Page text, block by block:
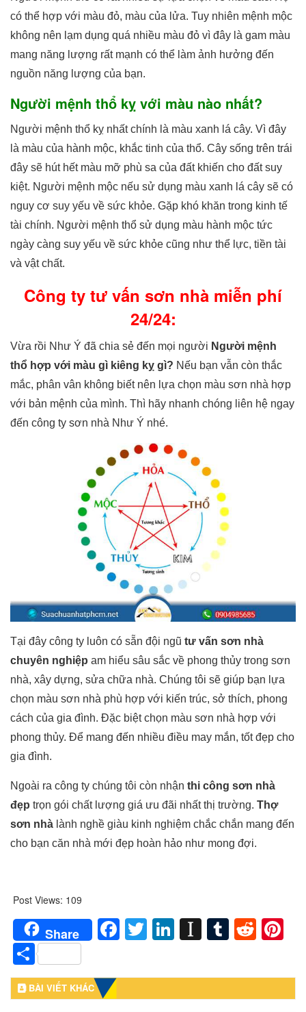
có thể hợp với màu đỏ, màu của lửa. Tuy nhiên mệnh mộc
không nên lạm dụng quá nhiều màu đỏ vì đây là gam màu
mang năng lượng rất mạnh có thể làm ảnh hưởng đến
nguồn năng lượng của bạn.
Người mệnh thổ kỵ với màu nào nhất?
Người mệnh thổ kỵ nhất chính là màu xanh lá cây. Vì đây
là màu của hành mộc, khắc tinh của thổ. Cây sống trên trái
đây sẽ hút hết màu mỡ phù sa của đất khiến cho đất suy
kiệt. Người mệnh mộc nếu sử dụng màu xanh lá cây sẽ có
nguy cơ suy yếu về sức khỏe. Gặp khó khăn trong kinh tế
tài chính. Người mệnh thổ sử dụng màu hành mộc tức
ngày càng suy yếu về sức khỏe cũng như thể lực, tiền tài
và vật chất.
Công ty tư vấn sơn nhà miễn phí
24/24:
Vừa rồi Như Ý đã chia sẻ đến mọi người Người mệnh
thổ hợp với màu gì kiêng kỵ gì? Nếu bạn vẫn còn thắc
mắc, phân vân không biết nên lựa chọn màu sơn nhà hợp
với bản mệnh của mình. Thì hãy nhanh chóng liên hệ ngay
đến công ty sơn nhà Như Ý nhé.
Tại đây công ty luôn có sẵn đội ngũ tư vấn sơn nhà
chuyên nghiệp am hiểu sâu sắc về phong thủy trong sơn
nhà, xây dựng, sửa chữa nhà. Chúng tôi sẽ giúp bạn lựa
chọn màu sơn nhà phù hợp với kiến trúc, sở thích, phong
cách của gia đình. Đặc biệt chọn màu sơn nhà hợp với
phong thủy. Để mang đến nhiều điều may mắn, tốt đẹp cho
gia đình.
Ngoài ra công ty chúng tôi còn nhận thi công sơn nhà
đẹp trọn gói chất lượng giá ưu đãi nhất thị trường. Thợ
sơn nhà lành nghề giàu kinh nghiệm chắc chắn mang đến
cho bạn căn nhà mới đẹp hoàn hảo như mong đợi.
Post Views: 109
Share Facebook
TwitterLinkedIn
Instapaper
Tumblr
Share
BÀI VIẾT KHÁC